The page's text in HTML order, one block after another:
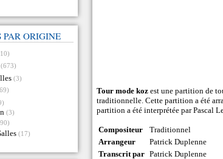
PAR ORIGINE
(673)
(3)
(3)
(17)
Tour mode koz est une partition de
traditionnelle. Cette partition a été
partition a été interprétée par Pascal
Compositeur
Traditionnel
Arrangeur
Patrick Duplenne
Transcrit par Patrick Duplenne